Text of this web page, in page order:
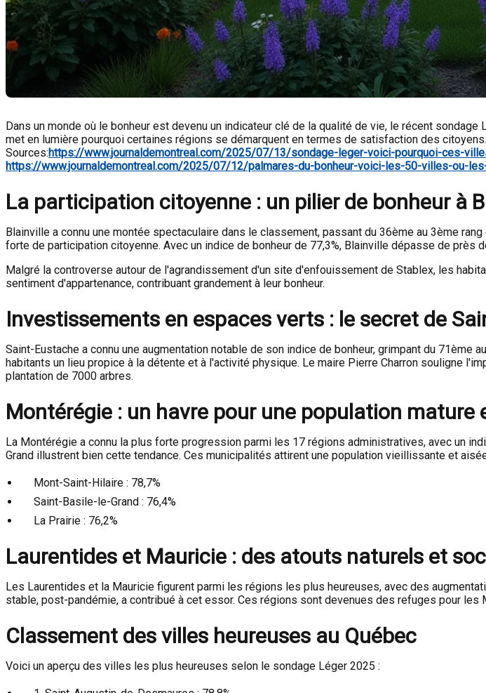
Dans un monde où le bonheur est devenu un indicateur clé de la qualité de vie, le récent
met en lumière pourquoi certaines régions se démarquent en termes de satisfaction des
Sources:https://www.journaldemontreal.com/2025/07/13/sondage-leger-voici-pourquoi-ces-
https://www.journaldemontreal.com/2025/07/12/palmares-du-bonheur-voici-les-50-villes-ou-
La participation citoyenne : un pilier de bonheur à
Blainville a connu une montée spectaculaire dans le classement, passant du 36ème au 3ème
forte de participation citoyenne. Avec un indice de bonheur de 77,3%, Blainville dépasse de près
Malgré la controverse autour de l'agrandissement d'un site d'enfouissement de Stablex, les
sentiment d'appartenance, contribuant grandement à leur bonheur.
Investissements en espaces verts : le secret de
Saint-Eustache a connu une augmentation notable de son indice de bonheur, grimpant du
habitants un lieu propice à la détente et à l'activité physique. Le maire Pierre Charron souligne
plantation de 7000 arbres.
Montérégie : un havre pour une population mature
La Montérégie a connu la plus forte progression parmi les 17 régions administratives, avec un
Grand illustrent bien cette tendance. Ces municipalités attirent une population vieillissante et
Mont-Saint-Hilaire : 78,7%
Saint-Basile-le-Grand : 76,4%
La Prairie : 76,2%
Laurentides et Mauricie : des atouts naturels et
Les Laurentides et la Mauricie figurent parmi les régions les plus heureuses, avec des
stable, post-pandémie, a contribué à cet essor. Ces régions sont devenues des refuges pour les
Classement des villes heureuses au Québec
Voici un aperçu des villes les plus heureuses selon le sondage Léger 2025 :